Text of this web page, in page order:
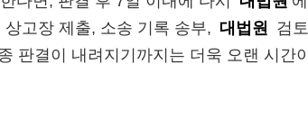
상고장 제출, 소송 기록 송부, 대법원
검
판결이 내려지기까지는 더욱 오랜 시간